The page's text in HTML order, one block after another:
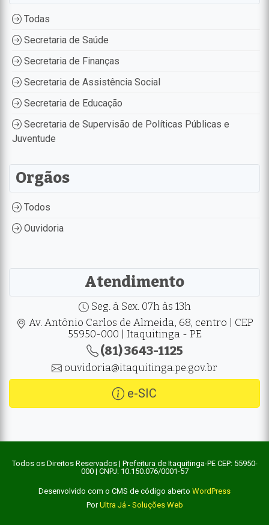
Todas
Secretaria de Saúde
Secretaria de Finanças
Secretaria de Assistência Social
Secretaria de Educação
Secretaria de Supervisão de Políticas Públicas e
Juventude
Orgãos
Todos
Ouvidoria
Atendimento
Seg. à Sex. 07h às 13h
Av. Antônio Carlos de Almeida, 68, centro | CEP
55950-000 | Itaquitinga - PE
(81) 3643-1125
ouvidoria@itaquitinga.pe.gov.br
e-SIC
Todos os Direitos Reservados | Prefeitura de Itaquitinga-PE CEP: 55950-
000 | CNPJ: 10.150.076/0001-57
Desenvolvido com o CMS de código aberto WordPress
PorUltra Já - Soluções Web